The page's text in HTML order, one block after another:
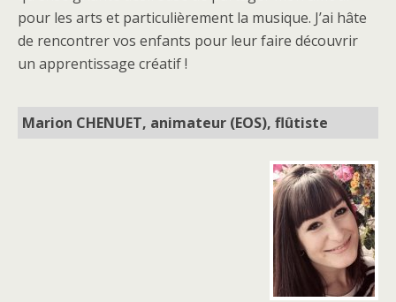
pour les arts et particulièrement la musique. J’ai hâte
de rencontrer vos enfants pour leur faire découvrir
un apprentissage créatif !
Marion CHENUET, animateur (EOS), flûtiste